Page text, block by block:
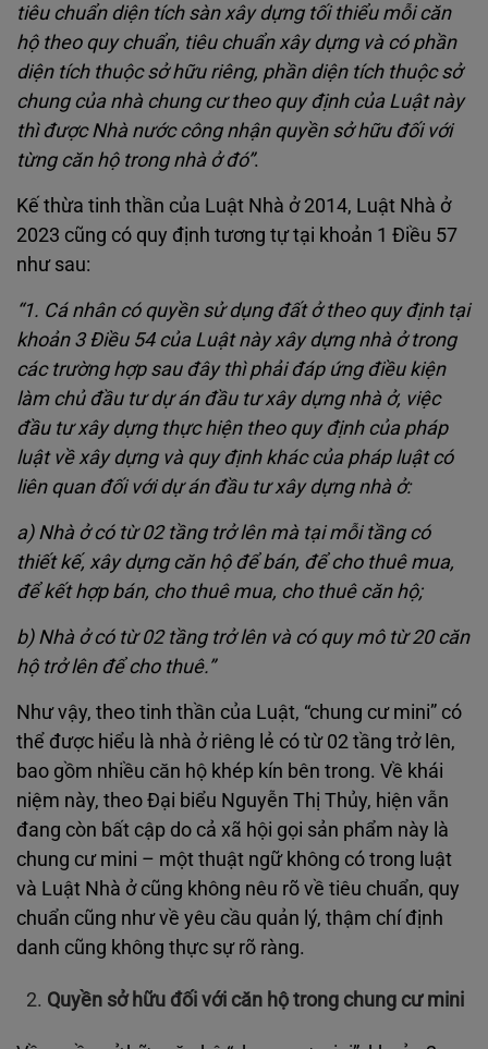
tiêu chuẩn diện tích sàn xây dựng tối thiểu mỗi căn
hộ theo quy chuẩn, tiêu chuẩn xây dựng và có phần
diện tích thuộc sở hữu riêng, phần diện tích thuộc sở
chung của nhà chung cư theo quy định của Luật này
thì được Nhà nước công nhận quyền sở hữu đối với
từng căn hộ trong nhà ở đó”.
Kế thừa tinh thần của Luật Nhà ở 2014, Luật Nhà ở
2023 cũng có quy định tương tự tại khoản 1 Điều 57
như sau:
“1. Cá nhân có quyền sử dụng đất ở theo quy định tại
khoản 3 Điều 54 của Luật này xây dựng nhà ở trong
các trường hợp sau đây thì phải đáp ứng điều kiện
làm chủ đầu tư dự án đầu tư xây dựng nhà ở, việc
đầu tư xây dựng thực hiện theo quy định của pháp
luật về xây dựng và quy định khác của pháp luật có
liên quan đối với dự án đầu tư xây dựng nhà ở:
a) Nhà ở có từ 02 tầng trở lên mà tại mỗi tầng có
thiết kế, xây dựng căn hộ để bán, để cho thuê mua,
để kết hợp bán, cho thuê mua, cho thuê căn hộ;
b) Nhà ở có từ 02 tầng trở lên và có quy mô từ 20 căn
hộ trở lên để cho thuê.”
Như vậy, theo tinh thần của Luật, “chung cư mini” có
thể được hiểu là nhà ở riêng lẻ có từ 02 tầng trở lên,
bao gồm nhiều căn hộ khép kín bên trong. Về khái
niệm này, theo Đại biểu Nguyễn Thị Thủy, hiện vẫn
đang còn bất cập do cả xã hội gọi sản phẩm này là
chung cư mini – một thuật ngữ không có trong luật
và Luật Nhà ở cũng không nêu rõ về tiêu chuẩn, quy
chuẩn cũng như về yêu cầu quản lý, thậm chí định
danh cũng không thực sự rõ ràng.
Quyền sở hữu đối với căn hộ trong chung cư mini